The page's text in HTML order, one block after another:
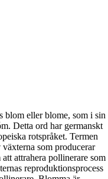
blom eller blome, som i sin
Detta ord har germa­nskt
rotspråket. Termen
som producerar
attrahera pollinerare som
reproduktionsprocess